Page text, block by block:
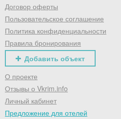
Договор оферты
Пользовательское соглашение
Политика конфиденциальности
Правила бронирования
Добавить объект
О проекте
Отзывы о Vkrim.info
Личный кабинет
Предложение для отелей